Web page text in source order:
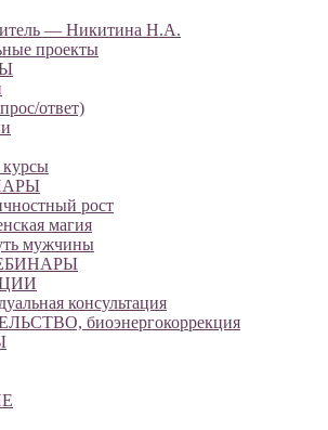
— Никитина Н.А.
проекты
ответ)
курсы
рост
магия
мужчины
консультация
биоэнергокоррекция